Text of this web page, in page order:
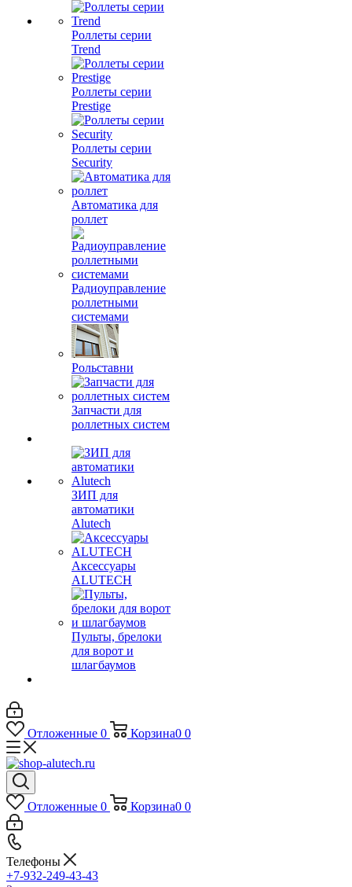
Роллеты серии
Trend
Роллеты серии
Prestige
Роллеты серии
Security
Автоматика для
роллет
Радиоуправление
роллетными
системами
Рольставни
Запчасти для
роллетных систем
ЗИП для
автоматики
Alutech
Аксессуары
ALUTECH
Пульты, брелоки
для ворот и
шлагбаумов
Отложенные 0 Корзина0 0
Отложенные 0 Корзина0 0
Телефоны
+7-932-249-43-43